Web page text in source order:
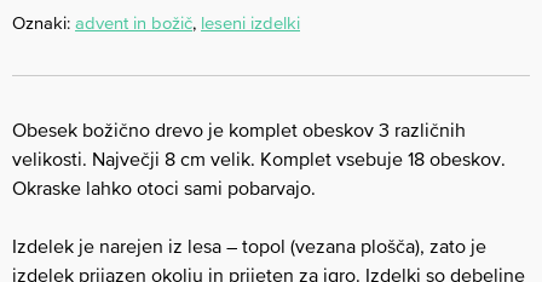
Oznaki: advent in božič, leseni izdelki
Obesek božično drevo je komplet obeskov 3 različnih
velikosti. Največji 8 cm velik. Komplet vsebuje 18 obeskov.
Okraske lahko otoci sami pobarvajo.
Izdelek je narejen iz lesa – topol (vezana plošča), zato je
izdelek prijazen okolju in prijeten za igro. Izdelki so debeline